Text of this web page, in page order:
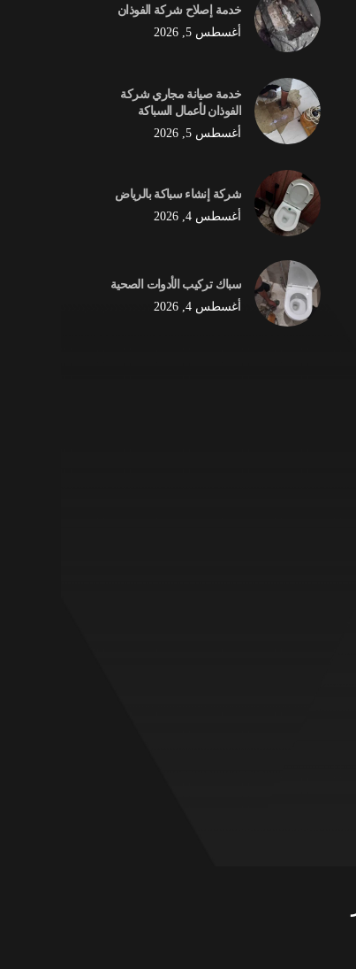
خدمة إصلاح شركة الفوذان
أغسطس 5, 2026
خدمة صيانة مجاري شركة
الفوذان لأعمال السباكة
أغسطس 5, 2026
شركة إنشاء سباكة بالرياض
أغسطس 4, 2026
سباك تركيب الأدوات الصحية
أغسطس 4, 2026